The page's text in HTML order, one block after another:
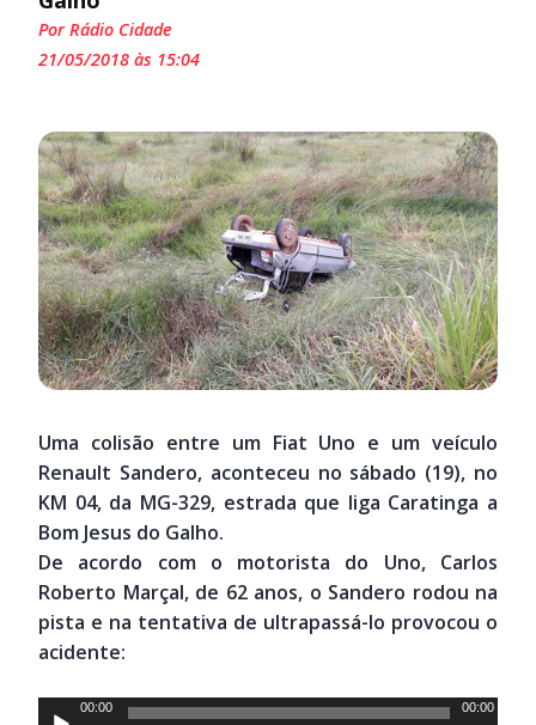
Por Rádio Cidade
21/05/2018 às 15:04
Uma colisão entre um Fiat Uno e um veículo
Renault Sandero, aconteceu no sábado (19), no
KM 04, da MG-329, estrada que liga Caratinga a
Bom Jesus do Galho.
De acordo com o motorista do Uno, Carlos
Roberto Marçal, de 62 anos, o Sandero rodou na
pista e na tentativa de ultrapassá-lo provocou o
acidente:
Tocador
00:00 00:00